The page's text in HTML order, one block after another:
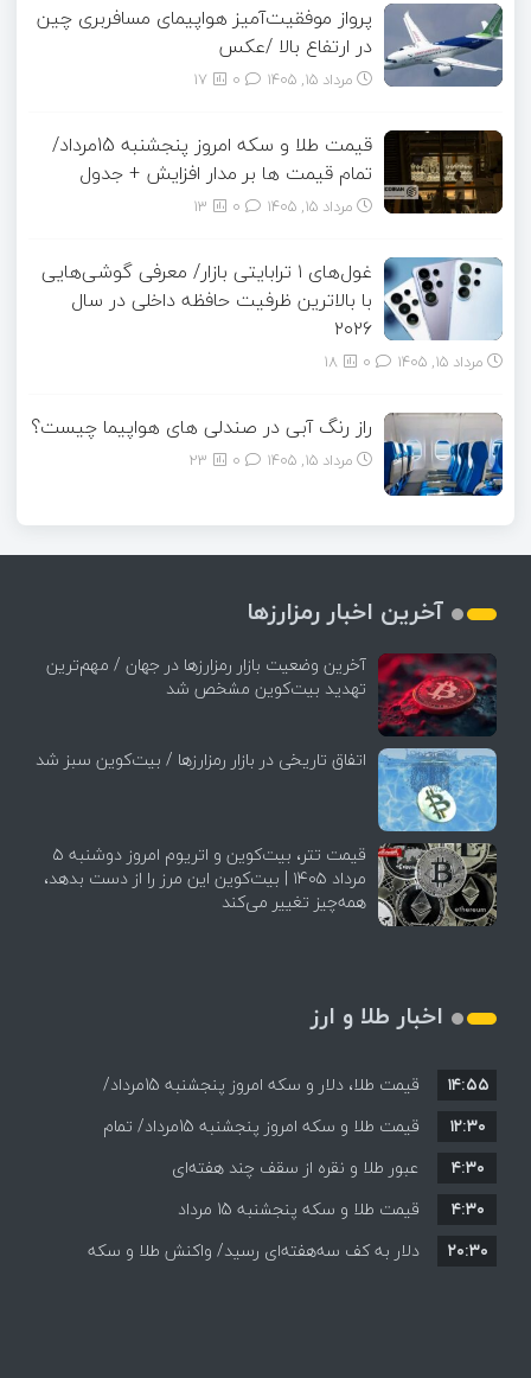
پرواز موفقیت‌آمیز هواپیمای مسافربری چین
در ارتفاع بالا /عکس
مرداد ۱۵, ۱۴۰۵ 17
قیمت طلا و سکه امروز پنجشنبه 15مرداد/
تمام قیمت ها بر مدار افزایش + جدول
مرداد ۱۵, ۱۴۰۵ 13
غول‌های ۱ ترابایتی بازار/ معرفی گوشی‌هایی
با بالاترین ظرفیت حافظه داخلی در سال
۲۰۲۶
مرداد ۱۵, ۱۴۰۵ 18
راز رنگ آبی در صندلی های هواپیما چیست؟
مرداد ۱۵, ۱۴۰۵ 23
آخرین اخبار رمزارزها
آخرین وضعیت بازار رمزارزها در جهان / مهم‌ترین
تهدید بیت‌کوین مشخص شد
اتفاق تاریخی در بازار رمزارزها / بیت‌کوین سبز شد
قیمت تتر، بیت‌کوین و اتریوم امروز دوشنبه ۵
مرداد ۱۴۰۵ | بیت‌کوین این مرز را از دست بدهد،
همه‌چیز تغییر می‌کند
اخبار طلا و ارز
قیمت طلا، دلار و سکه امروز پنجشنبه 15مرداد/
افزایش قیمت ها + جدول
۱۴:۵۵
قیمت طلا و سکه امروز پنجشنبه 15مرداد/ تمام
قیمت ها بر مدار افزایش + جدول
۱۲:۳۰
عبور طلا و نقره از سقف چند هفته‌ای
۴:۳۰
قیمت طلا و سکه پنجشنبه 15 مرداد
۴:۳۰
دلار به کف سه‌هفته‌ای رسید/ واکنش طلا و سکه
۲۰:۳۰